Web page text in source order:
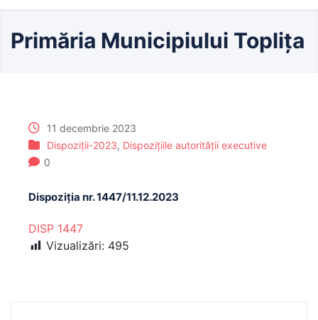
Primăria Municipiului Toplița
11 decembrie 2023
Dispoziții-2023, Dispozițiile autorității executive
0
Dispoziția nr. 1447/11.12.2023
DISP 1447
Vizualizări: 495